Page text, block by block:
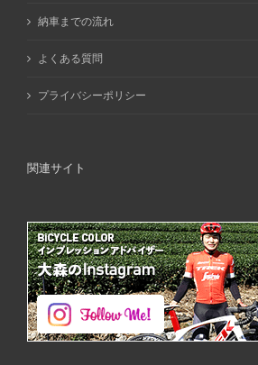
納車までの流れ
よくある質問
プライバシーポリシー
関連サイト